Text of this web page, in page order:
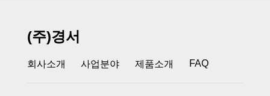
(주)경서
회사소개 사업분야 제품소개 FAQ